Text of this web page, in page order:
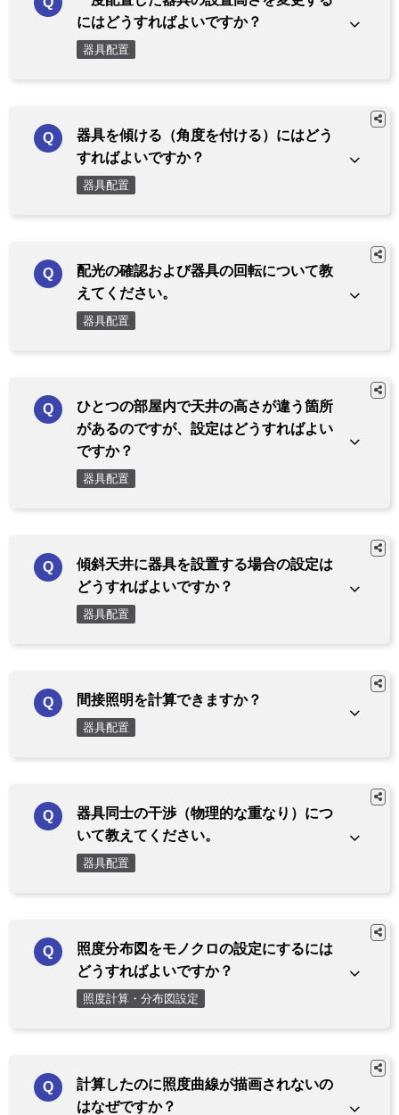
にはどうすればよいですか？
器具配置
器具を傾ける（角度を付ける）にはどう
すればよいですか？
器具配置
配光の確認および器具の回転について教
えてください。
器具配置
ひとつの部屋内で天井の高さが違う箇所
があるのですが、設定はどうすればよい
ですか？
器具配置
傾斜天井に器具を設置する場合の設定は
どうすればよいですか？
器具配置
間接照明を計算できますか？
器具配置
器具同士の干渉（物理的な重なり）につ
いて教えてください。
器具配置
照度分布図をモノクロの設定にするには
どうすればよいですか？
照度計算・分布図設定
計算したのに照度曲線が描画されないの
はなぜですか？